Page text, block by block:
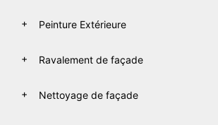
Peinture Extérieure
Ravalement de façade
Nettoyage de façade